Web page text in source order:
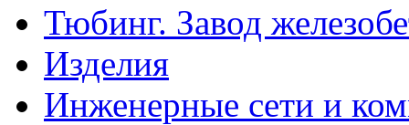
Тюбинг. Завод
Изделия
Инженерные сети и